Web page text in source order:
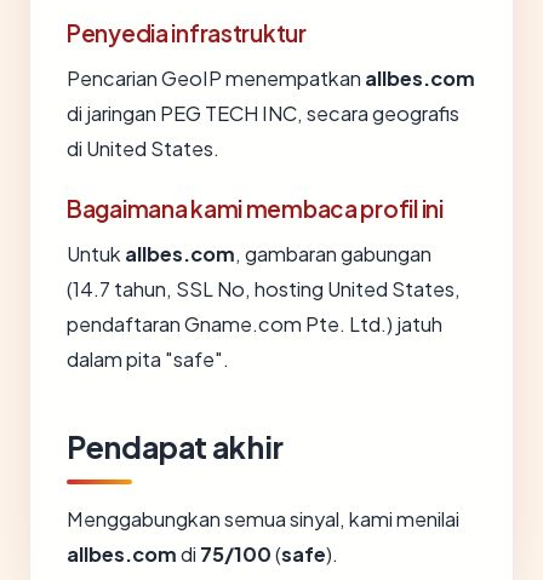
Penyedia infrastruktur
Pencarian GeoIP menempatkan allbes.com
di jaringan PEG TECH INC, secara geografis
di United States.
Bagaimana kami membaca profil ini
Untuk allbes.com, gambaran gabungan
(14.7 tahun, SSL No, hosting United States,
pendaftaran Gname.com Pte. Ltd.) jatuh
dalam pita "safe".
Pendapat akhir
Menggabungkan semua sinyal, kami menilai
allbes.comdi 75/100(safe).